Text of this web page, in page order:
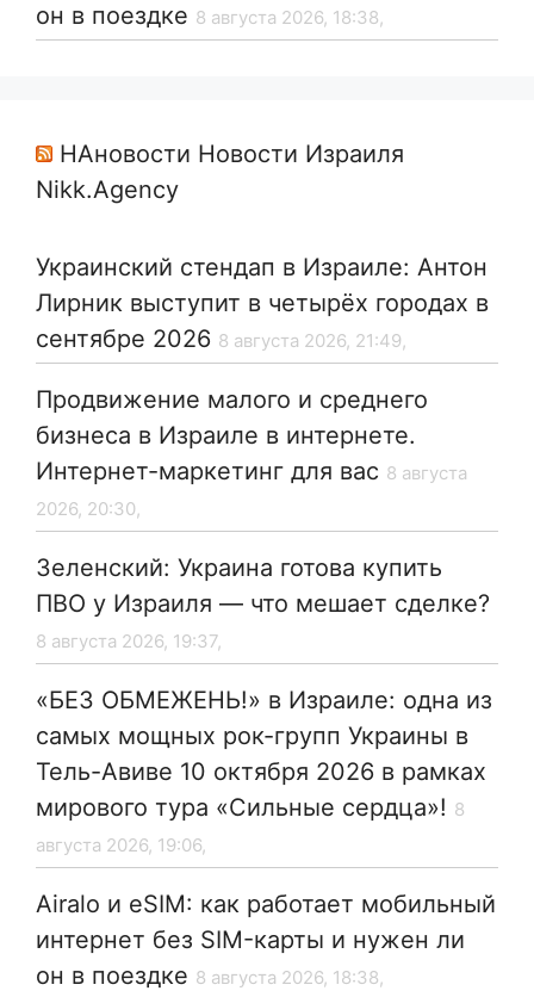
он в поездке 8 августа 2026, 18:38,
НАновости Новости Израиля
Nikk.Agency
Украинский стендап в Израиле: Антон
Лирник выступит в четырёх городах в
сентябре 2026 8 августа 2026, 21:49,
Продвижение малого и среднего
бизнеса в Израиле в интернете.
Интернет-маркетинг для вас 8 августа
2026, 20:30,
Зеленский: Украина готова купить
ПВО у Израиля — что мешает сделке?
8 августа 2026, 19:37,
«БЕЗ ОБМЕЖЕНЬ!» в Израиле: одна из
самых мощных рок-групп Украины в
Тель-Авиве 10 октября 2026 в рамках
мирового тура «Сильные сердца»! 8
августа 2026, 19:06,
Airalo и eSIM: как работает мобильный
интернет без SIM-карты и нужен ли
он в поездке 8 августа 2026, 18:38,